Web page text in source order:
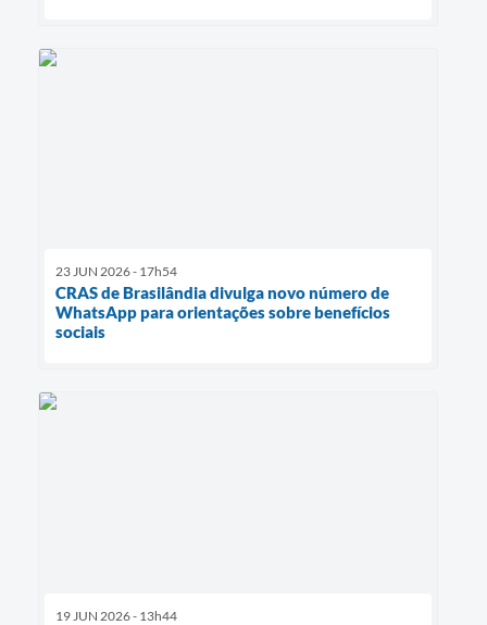
23 JUN 2026 - 17h54
CRAS de Brasilândia divulga novo número de
WhatsApp para orientações sobre benefícios
sociais
19 JUN 2026 - 13h44